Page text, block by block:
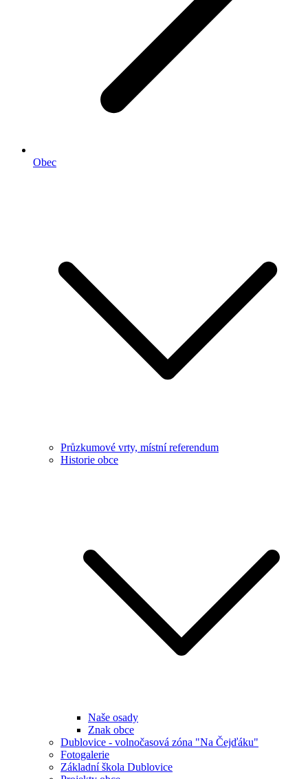
Obec
Průzkumové vrty, místní referendum
Historie obce
Naše osady
Znak obce
Dublovice - volnočasová zóna "Na Čejďáku"
Fotogalerie
Základní škola Dublovice